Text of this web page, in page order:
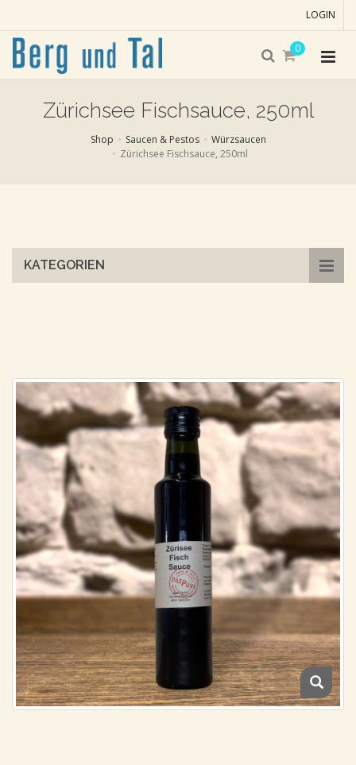
LOGIN
0
Zürichsee Fischsauce, 250ml
Shop Saucen & Pestos
Würzsaucen
Zürichsee Fischsauce, 250ml
KATEGORIEN